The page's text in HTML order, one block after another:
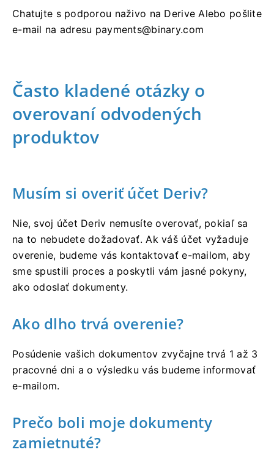
Chatujte s podporou naživo na Derive Alebo pošlite
e-mail na adresu payments@binary.com
Často kladené otázky o
overovaní odvodených
produktov
Musím si overiť účet Deriv?
Nie, svoj účet Deriv nemusíte overovať, pokiaľ sa
na to nebudete dožadovať. Ak váš účet vyžaduje
overenie, budeme vás kontaktovať e-mailom, aby
sme spustili proces a poskytli vám jasné pokyny,
ako odoslať dokumenty.
Ako dlho trvá overenie?
Posúdenie vašich dokumentov zvyčajne trvá 1 až 3
pracovné dni a o výsledku vás budeme informovať
e-mailom.
Prečo boli moje dokumenty
zamietnuté?